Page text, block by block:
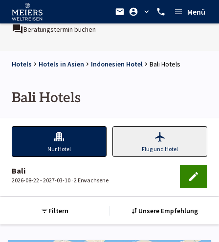
Menü
Beratungstermin buchen
Hotels Hotels in Asien Indonesien Hotel Bali Hotels
Bali Hotels
Nur Hotel Flug und Hotel
Bali
2026-08-22 - 2027-03-10 · 2 Erwachsene
Filtern Unsere Empfehlung